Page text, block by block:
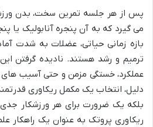
پس از هر جلسه تمرین سخت، بدن
می گیرد که به آن پنجره آنابولیک یا
بازه زمانی حیاتی، عضلات به شدت
ترمیم و رشد هستند. نادیده گرفتن
عملکرد، خستگی مزمن و حتی آسیب
دلیل، انتخاب یک مکمل ریکاوری
بلکه یک ضرورت برای هر ورزشکار
ریکاوری پروتک به عنوان یک راهکار